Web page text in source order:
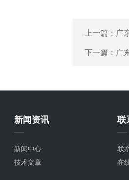
上一篇： 广
下一篇： 广
新闻资讯
新闻中心
技术文章
联
联
在